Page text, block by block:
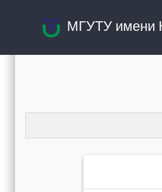
МГУТУ имени